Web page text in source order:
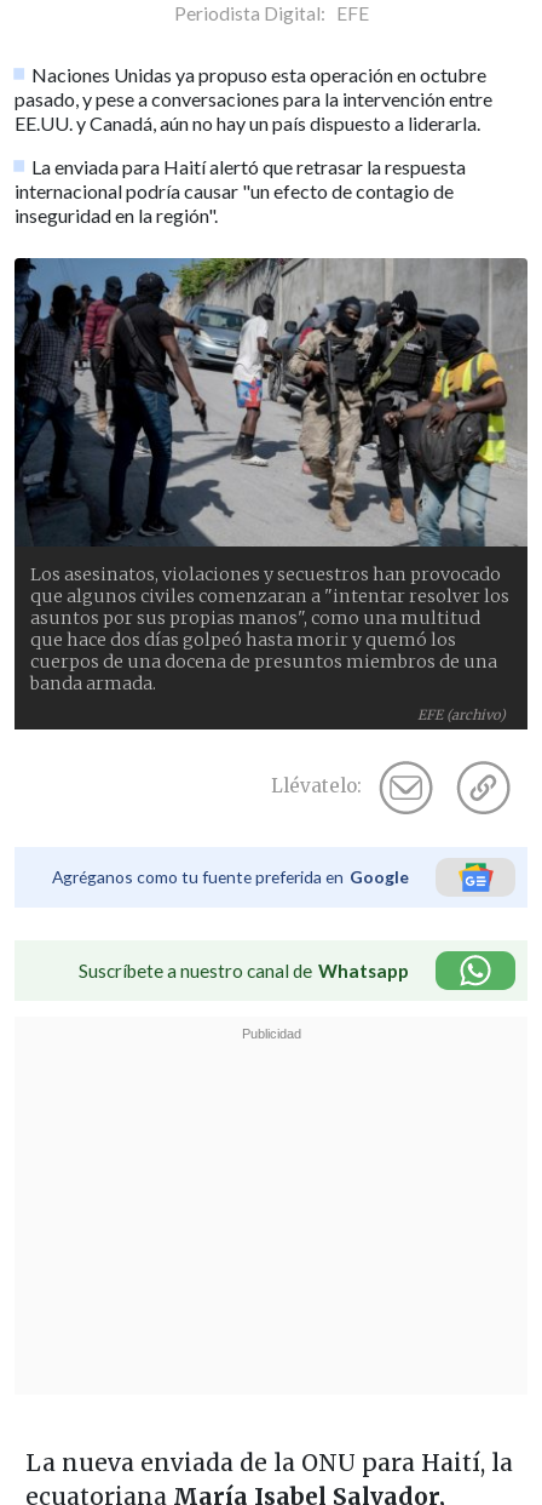
Periodista Digital: EFE
Naciones Unidas ya propuso esta operación en octubre
pasado, y pese a conversaciones para la intervención entre
EE.UU. y Canadá, aún no hay un país dispuesto a liderarla.
La enviada para Haití alertó que retrasar la respuesta
internacional podría causar "un efecto de contagio de
inseguridad en la región".
EFE (archivo)
Los asesinatos, violaciones y secuestros han provocado
que algunos civiles comenzaran a "intentar resolver los
asuntos por sus propias manos", como una multitud
que hace dos días golpeó hasta morir y quemó los
cuerpos de una docena de presuntos miembros de una
banda armada.
Llévatelo:
Agréganos como tu fuente preferida en Google
Suscríbete a nuestro canal de Whatsapp
La nueva enviada de la ONU para Haití, la
ecuatorianaMaría Isabel Salvador,